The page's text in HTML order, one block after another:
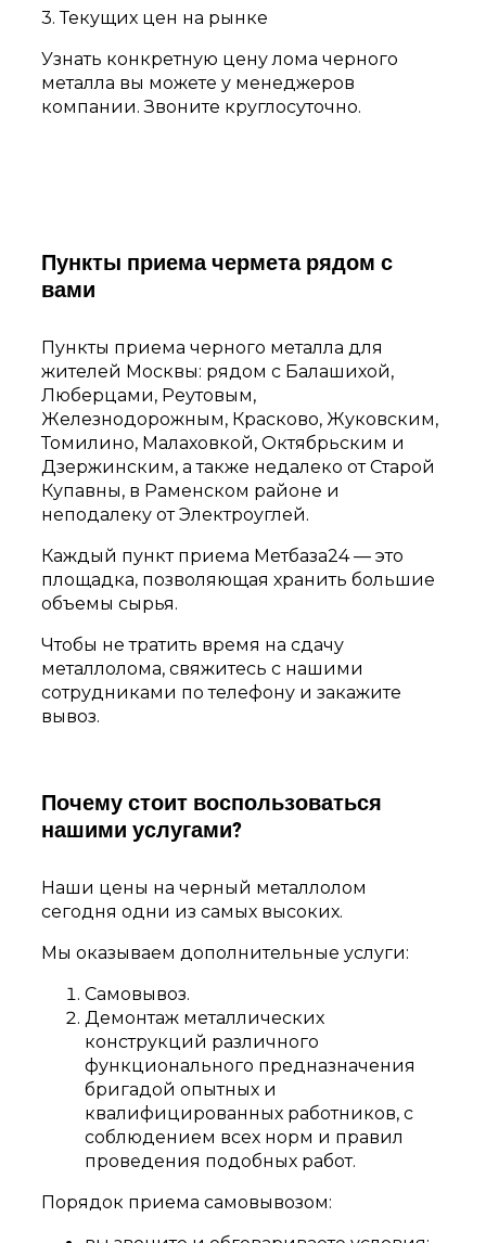
3. Текущих цен на рынке
Узнать конкретную цену лома черного
металла вы можете у менеджеров
компании. Звоните круглосуточно.
Пункты приема чермета рядом с
вами
Пункты приема черного металла для
жителей Москвы: рядом с Балашихой,
Люберцами, Реутовым,
Железнодорожным, Красково, Жуковским,
Томилино, Малаховкой, Октябрьским и
Дзержинским, а также недалеко от Старой
Купавны, в Раменском районе и
неподалеку от Электроуглей.
Каждый пункт приема Метбаза24 — это
площадка, позволяющая хранить большие
объемы сырья.
Чтобы не тратить время на сдачу
металлолома, свяжитесь с нашими
сотрудниками по телефону и закажите
вывоз.
Почему стоит воспользоваться
нашими услугами?
Наши цены на черный металлолом
сегодня одни из самых высоких.
Мы оказываем дополнительные услуги:
Самовывоз.
Демонтаж металлических
конструкций различного
функционального предназначения
бригадой опытных и
квалифицированных работников, с
соблюдением всех норм и правил
проведения подобных работ.
Порядок приема самовывозом: